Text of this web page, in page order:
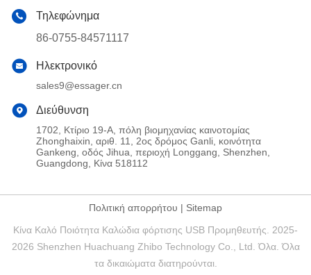
Τηλεφώνημα
86-0755-84571117
Ηλεκτρονικό
sales9@essager.cn
Διεύθυνση
1702, Κτίριο 19-Α, πόλη βιομηχανίας καινοτομίας
Zhonghaixin, αριθ. 11, 2ος δρόμος Ganli, κοινότητα
Gankeng, οδός Jihua, περιοχή Longgang, Shenzhen,
Guangdong, Κίνα 518112
Πολιτική απορρήτου | Sitemap
Κίνα Καλό Ποιότητα Καλώδια φόρτισης USB Προμηθευτής. 2025-
2026 Shenzhen Huachuang Zhibo Technology Co., Ltd. Όλα. Όλα
τα δικαιώματα διατηρούνται.